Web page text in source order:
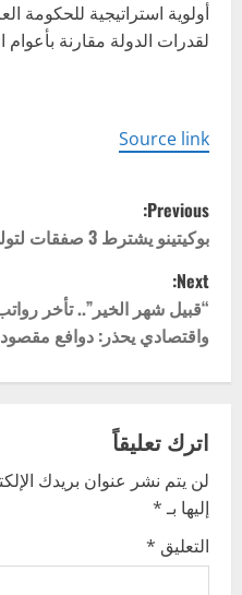
أولوية استراتيجية للحكومة
لقدرات الدولة مقارنة بأعوام
Source link
P
o
s
t
n
a
v
i
g
Previous:
بوكيتينو يشترط 3 صفقات لتولي تدريب ريال مدريد
Next:
“قبيل شهر الخير”.. تأخر
واقتصادي يحذر: دوافع
اترك تعليقاً
لن يتم نشر عنوان بريدك
إليها بـ*
التعليق *